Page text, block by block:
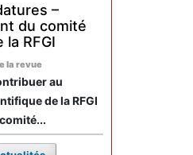
–
du comité
RFGI
la revue
au
de la RFGI